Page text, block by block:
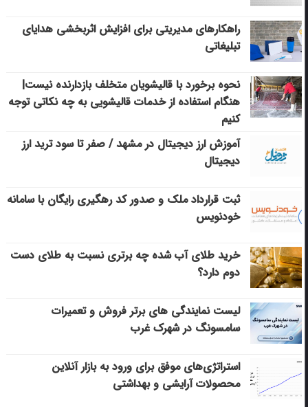
راهکارهای مدیریتی برای افزایش اثربخشی هدایای
تبلیغاتی
نحوه برخورد با قالیشویان متخلف بازدارنده نیست|
هنگام استفاده از خدمات قالیشویی به چه نکاتی توجه
کنیم
آموزش ارز دیجیتال در مشهد / صفر تا سود ترید ارز
دیجیتال
ثبت قرارداد ملک و صدور کد رهگیری رایگان با سامانه
خودنویس
خرید طلای آب شده چه برتری نسبت به طلای دست
دوم دارد؟
لیست نمایندگی های برتر فروش و تعمیرات
سامسونگ در شهرک غرب
استراتژی‌های موفق برای ورود به بازار آنلاین
محصولات آرایشی و بهداشتی